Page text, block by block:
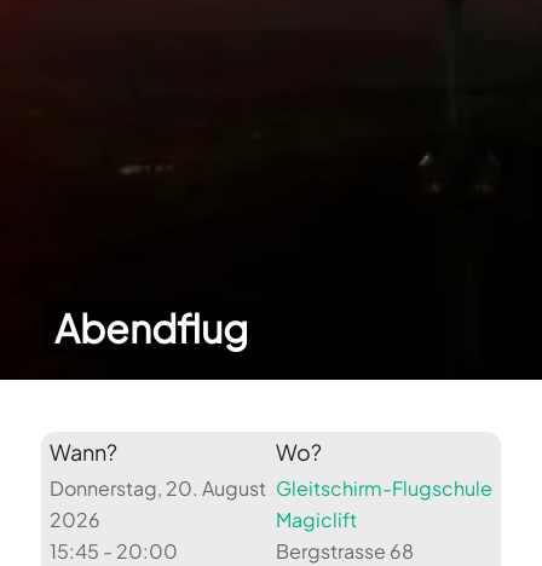
Abendflug
Wann?
Donnerstag, 20. August
2026
15:45 - 20:00
Wo?
Gleitschirm-Flugschule
Magiclift
Bergstrasse 68